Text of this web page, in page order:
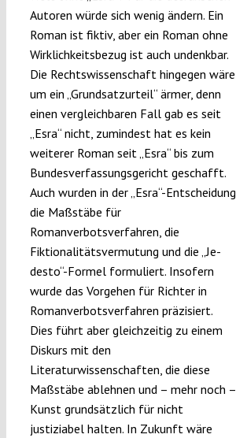
Autoren würde sich wenig ändern. Ein
Roman ist fiktiv, aber ein Roman ohne
Wirklichkeitsbezug ist auch undenkbar.
Die Rechtswissenschaft hingegen wäre
um ein „Grundsatzurteil“ ärmer, denn
einen vergleichbaren Fall gab es seit
„Esra“ nicht, zumindest hat es kein
weiterer Roman seit „Esra“ bis zum
Bundesverfassungsgericht geschafft.
Auch wurden in der „Esra“-Entscheidung
die Maßstäbe für
Romanverbotsverfahren, die
Fiktionalitätsvermutung und die „Je-
desto“-Formel formuliert. Insofern
wurde das Vorgehen für Richter in
Romanverbotsverfahren präzisiert.
Dies führt aber gleichzeitig zu einem
Diskurs mit den
Literaturwissenschaften, die diese
Maßstäbe ablehnen und – mehr noch –
Kunst grundsätzlich für nicht
justiziabel halten. In Zukunft wäre